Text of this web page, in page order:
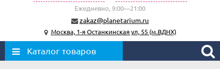
Ежедневно, 9:00—21:00
zakaz@planetarium.ru
Москва, 1-я Останкинская ул, 55 (м.ВДНХ)
Каталог товаров